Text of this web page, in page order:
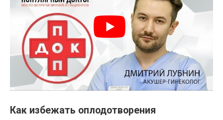
Как избежать оплодотворения